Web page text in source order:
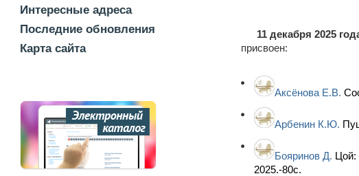
Интересные адреса
Последние обновления
Карта сайта
11 декабря 2025
присвоен:
Аксёнова Е.В.
Арбенин К.Ю.
Бояринов Д. Цой:
2025.-80с.